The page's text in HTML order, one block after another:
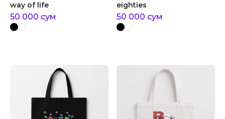
way of life
50 000 сум
eighties
50 000 сум